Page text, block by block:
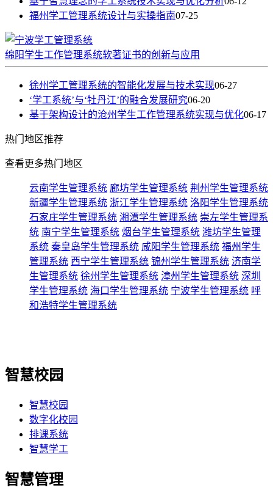
福州学工管理系统设计与实操指南07-25
绵阳学生工作管理系统软著证书的创新与应用
徐州学工管理系统的智能化发展与技术实现06-27
‘学工系统’与‘牡丹江’的融合发展研究06-20
基于架构设计的沧州学生工作管理系统实现与优化06-17
热门 地区推荐
查看更多热门地区
云南学生管理系统 廊坊学生管理系统 荆州学生管理系统
新疆学生管理系统 浙江学生管理系统 洛阳学生管理系统
石家庄学生管理系统 湘潭学生管理系统 崇左学生管理系
统 南宁学生管理系统 烟台学生管理系统 潍坊学生管理
系统 秦皇岛学生管理系统 咸阳学生管理系统 福州学生
管理系统 西宁学生管理系统 锦州学生管理系统 济南学
生管理系统 徐州学生管理系统 漳州学生管理系统 深圳
学生管理系统 海口学生管理系统 宁波学生管理系统 呼
和浩特学生管理系统
智慧校园
智慧校园
数字化校园
排课系统
智慧学工
智慧管理